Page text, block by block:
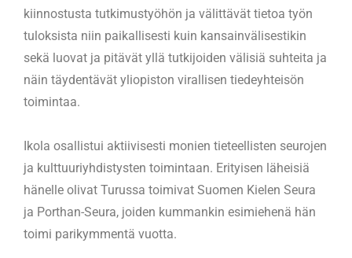
kiinnostusta tutkimustyöhön ja välittävät tietoa työn
tuloksista niin paikallisesti kuin kansainvälisestikin
sekä luovat ja pitävät yllä tutkijoiden välisiä suhteita ja
näin täydentävät yliopiston virallisen tiedeyhteisön
toimintaa.
Ikola osallistui aktiivisesti monien tieteellisten seurojen
ja kulttuuriyhdistysten toimintaan. Erityisen läheisiä
hänelle olivat Turussa toimivat Suomen Kielen Seura
ja Porthan-Seura, joiden kummankin esimiehenä hän
toimi parikymmentä vuotta.